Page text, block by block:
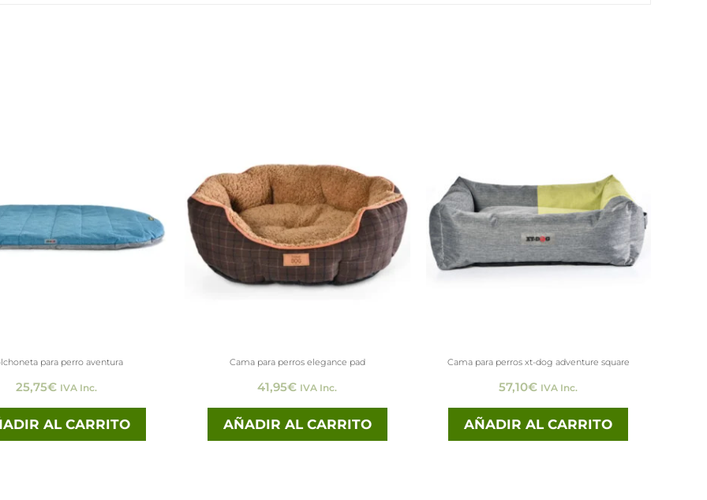
para perro aventura
25,75€ IVA Inc.
AL CARRITO
Cama para perros elegance pad
41,95€ IVA Inc.
AÑADIR AL CARRITO
Cama para perros xt-dog adventure square
57,10€ IVA Inc.
AÑADIR AL CARRITO